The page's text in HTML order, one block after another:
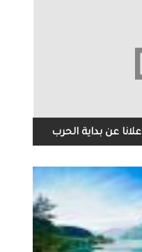
تقديم ومونتاج المذيع
عن بداية الحرب